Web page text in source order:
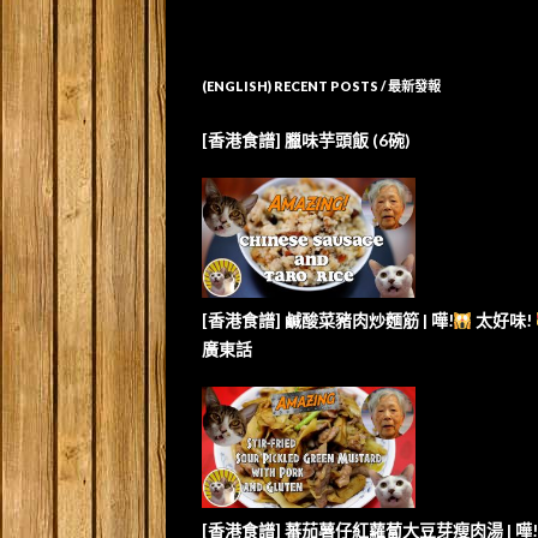
(ENGLISH) RECENT POSTS / 最新發報
[香港食譜] 臘味芋頭飯 (6碗)
[香港食譜] 鹹酸菜豬肉炒麵筋 | 嘩!
太好味!
廣東話
[香港食譜] 蕃茄薯仔紅蘿蔔大豆芽瘦肉湯 | 嘩!